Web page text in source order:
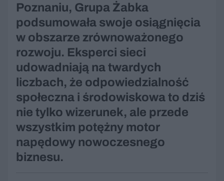
Poznaniu, Grupa Żabka
podsumowała swoje osiągnięcia
w obszarze zrównoważonego
rozwoju. Eksperci sieci
udowadniają na twardych
liczbach, że odpowiedzialność
społeczna i środowiskowa to dziś
nie tylko wizerunek, ale przede
wszystkim potężny motor
napędowy nowoczesnego
biznesu.